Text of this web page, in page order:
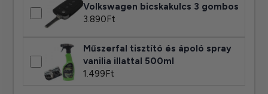
Volkswagen bicskakulcs 3 gombos
3.890Ft
Műszerfal tisztító és ápoló spray
vanilia illattal 500ml
1.499Ft